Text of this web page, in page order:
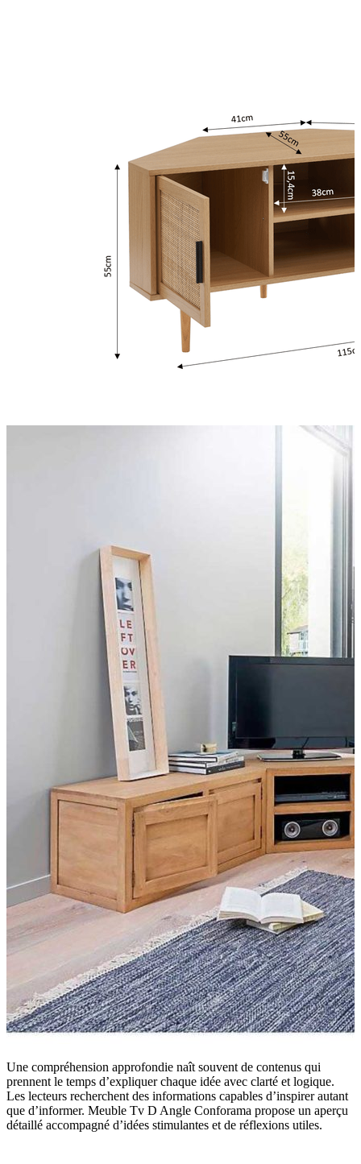
Une compréhension approfondie naît souvent de contenus qui
prennent le temps d’expliquer chaque idée avec clarté et logique.
Les lecteurs recherchent des informations capables d’inspirer autant
que d’informer. Meuble Tv D Angle Conforama propose un aperçu
détaillé accompagné d’idées stimulantes et de réflexions utiles.